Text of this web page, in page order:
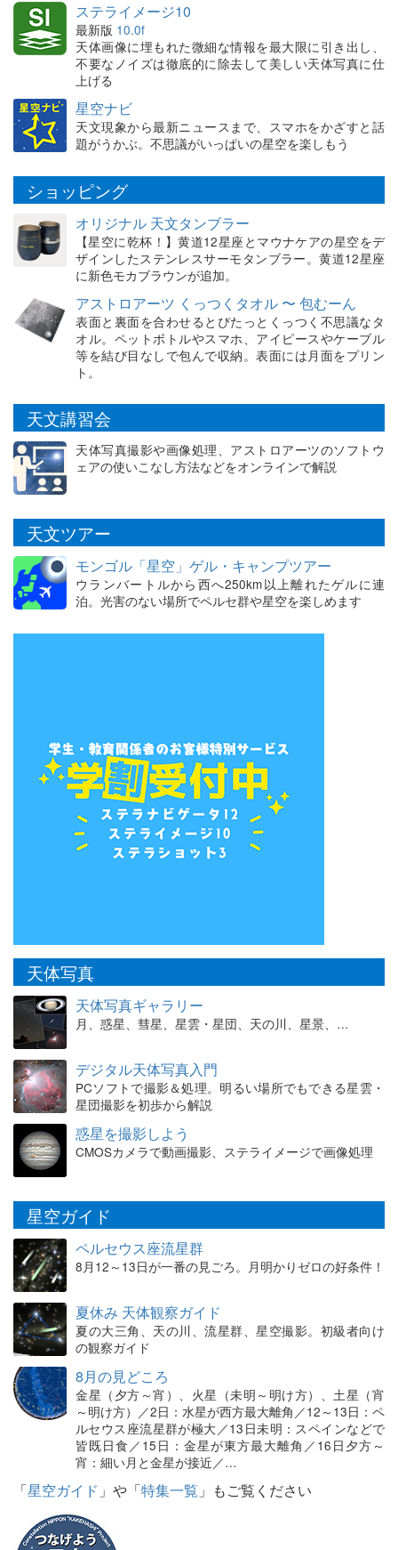
ステライメージ10
最新版 10.0f
天体画像に埋もれた微細な情報を最大限に引き出し、
不要なノイズは徹底的に除去して美しい天体写真に仕
上げる
星空ナビ
天文現象から最新ニュースまで、スマホをかざすと話
題がうかぶ。不思議がいっぱいの星空を楽しもう
ショッピング
オリジナル 天文タンブラー
【星空に乾杯！】黄道12星座とマウナケアの星空をデ
ザインしたステンレスサーモタンブラー。黄道12星座
に新色モカブラウンが追加。
アストロアーツ くっつくタオル 〜 包むーん
表面と裏面を合わせるとぴたっとくっつく不思議なタ
オル。ペットボトルやスマホ、アイピースやケーブル
等を結び目なしで包んで収納。表面には月面をプリン
ト。
天文講習会
天体写真撮影や画像処理、アストロアーツのソフトウ
ェアの使いこなし方法などをオンラインで解説
天文ツアー
モンゴル「星空」ゲル・キャンプツアー
ウランバートルから西へ250km以上離れたゲルに連
泊。光害のない場所でペルセ群や星空を楽しめます
天体写真
天体写真ギャラリー
月、惑星、彗星、星雲・星団、天の川、星景、…
デジタル天体写真入門
PCソフトで撮影＆処理。明るい場所でもできる星雲・
星団撮影を初歩から解説
惑星を撮影しよう
CMOSカメラで動画撮影、ステライメージで画像処理
星空ガイド
ペルセウス座流星群
8月12～13日が一番の見ごろ。月明かりゼロの好条件！
夏休み 天体観察ガイド
夏の大三角、天の川、流星群、星空撮影。初級者向け
の観察ガイド
8月の見どころ
金星（夕方～宵）、火星（未明～明け方）、土星（宵
～明け方）／2日：水星が西方最大離角／12～13日：ペ
ルセウス座流星群が極大／13日未明：スペインなどで
皆既日食／15日：金星が東方最大離角／16日夕方～
宵：細い月と金星が接近／…
「星空ガイド 」や「特集一覧 」もご覧ください